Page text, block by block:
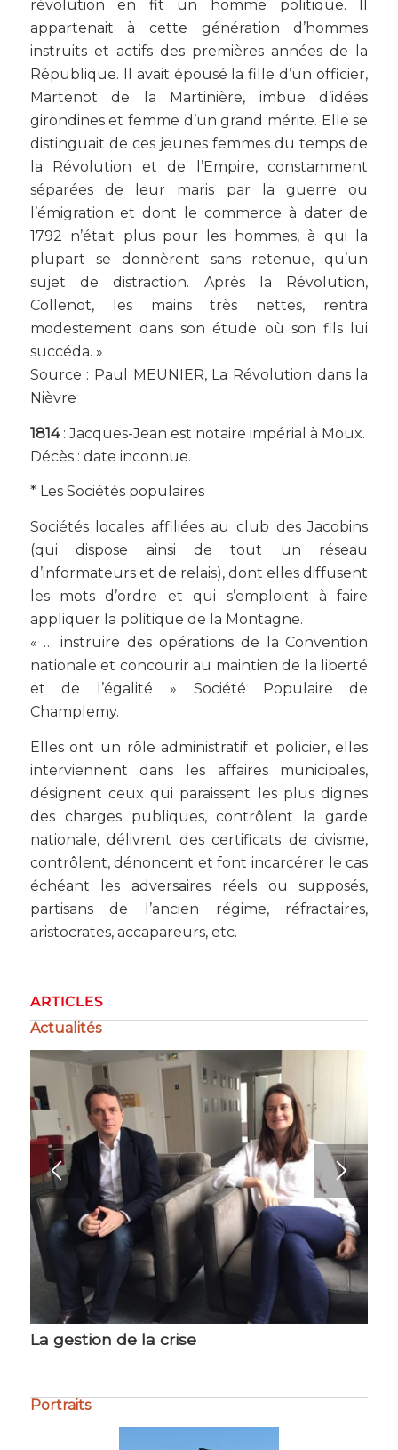
révolution en fit un homme politique. Il
appartenait à cette génération d’hommes
instruits et actifs des premières années de la
République. Il avait épousé la fille d’un officier,
Martenot de la Martinière, imbue d’idées
girondines et femme d’un grand mérite. Elle se
distinguait de ces jeunes femmes du temps de
la Révolution et de l’Empire, constamment
séparées de leur maris par la guerre ou
l’émigration et dont le commerce à dater de
1792 n’était plus pour les hommes, à qui la
plupart se donnèrent sans retenue, qu’un
sujet de distraction. Après la Révolution,
Collenot, les mains très nettes, rentra
modestement dans son étude où son fils lui
succéda. »
Source : Paul MEUNIER, La Révolution dans la
Nièvre
1814: Jacques-Jean est notaire impérial à Moux.
Décès : date inconnue.
* Les Sociétés populaires
Sociétés locales affiliées au club des Jacobins
(qui dispose ainsi de tout un réseau
d’informateurs et de relais), dont elles diffusent
les mots d’ordre et qui s’emploient à faire
appliquer la politique de la Montagne.
« … instruire des opérations de la Convention
nationale et concourir au maintien de la liberté
et de l’égalité » Société Populaire de
Champlemy.
Elles ont un rôle administratif et policier, elles
interviennent dans les affaires municipales,
désignent ceux qui paraissent les plus dignes
des charges publiques, contrôlent la garde
nationale, délivrent des certificats de civisme,
contrôlent, dénoncent et font incarcérer le cas
échéant les adversaires réels ou supposés,
partisans de l’ancien régime, réfractaires,
aristocrates, accapareurs, etc.
ARTICLES
Actualités
La gestion de la crise
Portraits